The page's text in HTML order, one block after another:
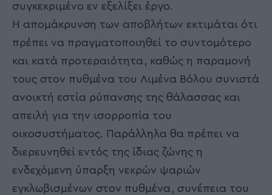
συγκεκριμένο εν εξελίξει έργο.
Η απομάκρυνση των αποβλήτων εκτιμάται ότι
πρέπει να πραγματοποιηθεί το συντομότερο
και κατά προτεραιότητα, καθώς η παραμονή
τους στον πυθμένα του Λιμένα Βόλου συνιστά
ανοικτή εστία ρύπανσης της θάλασσας και
απειλή για την ισορροπία του
οικοσυστήματος. Παράλληλα θα πρέπει να
διερευνηθεί εντός της ίδιας ζώνης η
ενδεχόμενη ύπαρξη νεκρών ψαριών
εγκλωβισμένων στον πυθμένα, συνέπεια του